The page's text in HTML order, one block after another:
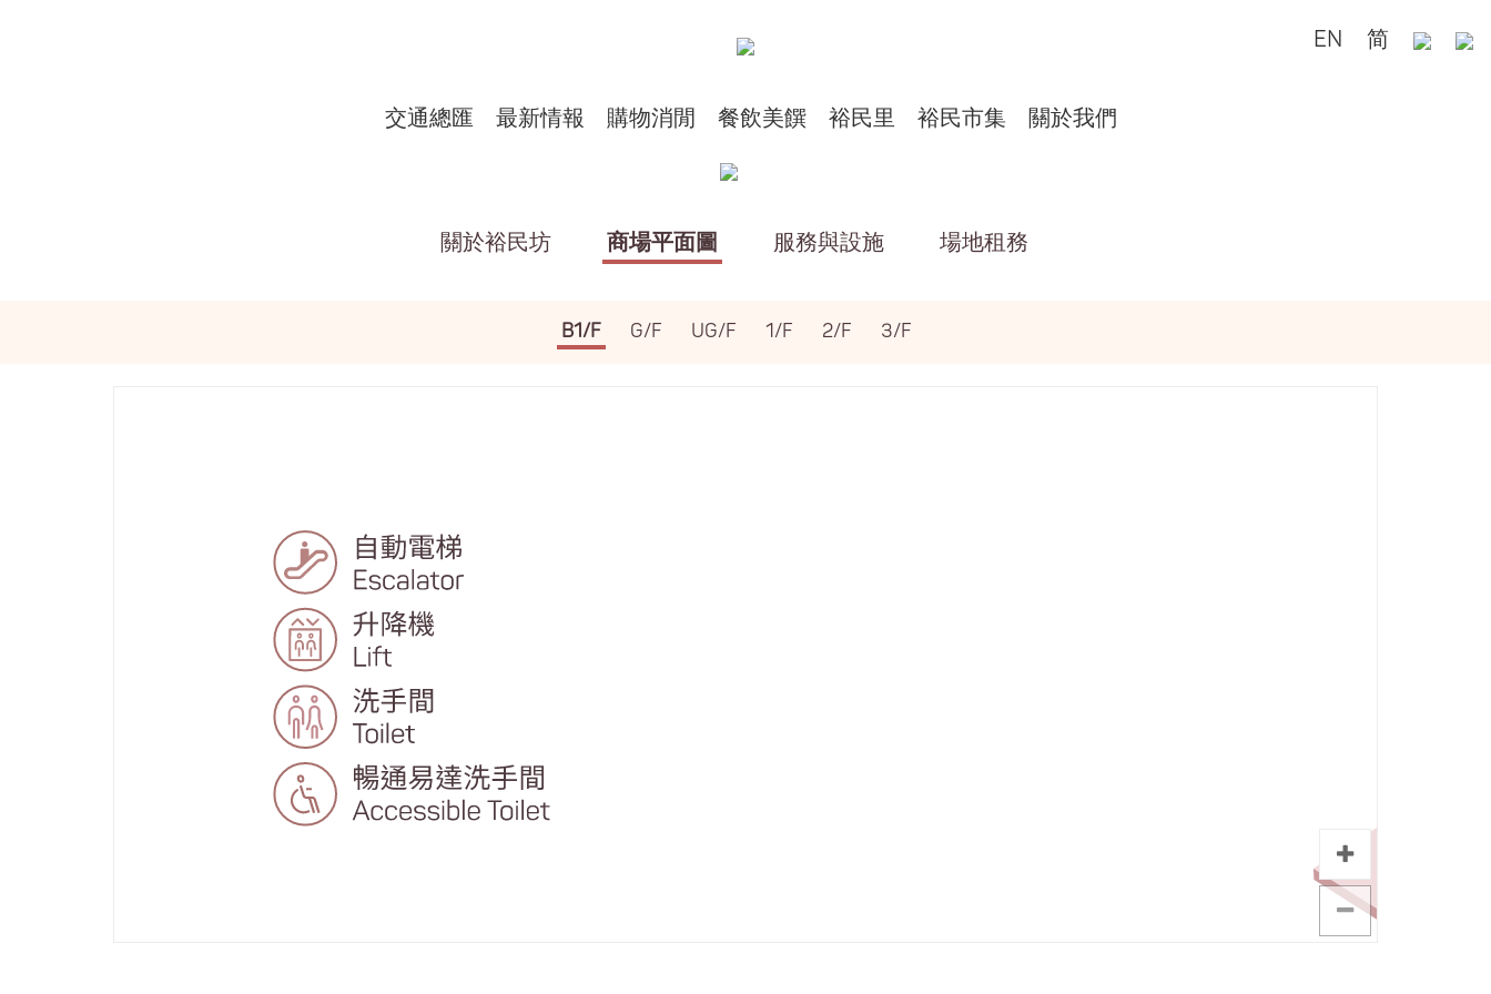
EN 简
交通總匯 最新情報 購物消閒 餐飲美饌 裕民里 裕民市集 關於我們
關於裕民坊 商場平面圖 服務與設施 場地租務
B1/F G/F UG/F 1/F 2/F 3/F